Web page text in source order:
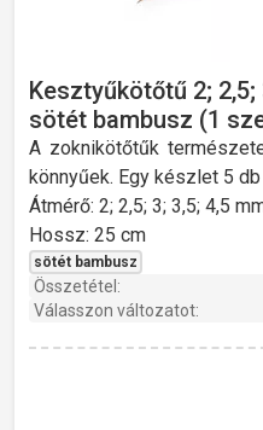
Kesztyűkötőtű 2; 2,5;
sötét bambusz (1
A zoknikötőtűk
könnyűek. Egy készlet 5
Átmérő: 2; 2,5; 3; 3,5; 4,5
Hossz: 25 cm
sötét bambusz
Összetétel:
Válasszon változatot: